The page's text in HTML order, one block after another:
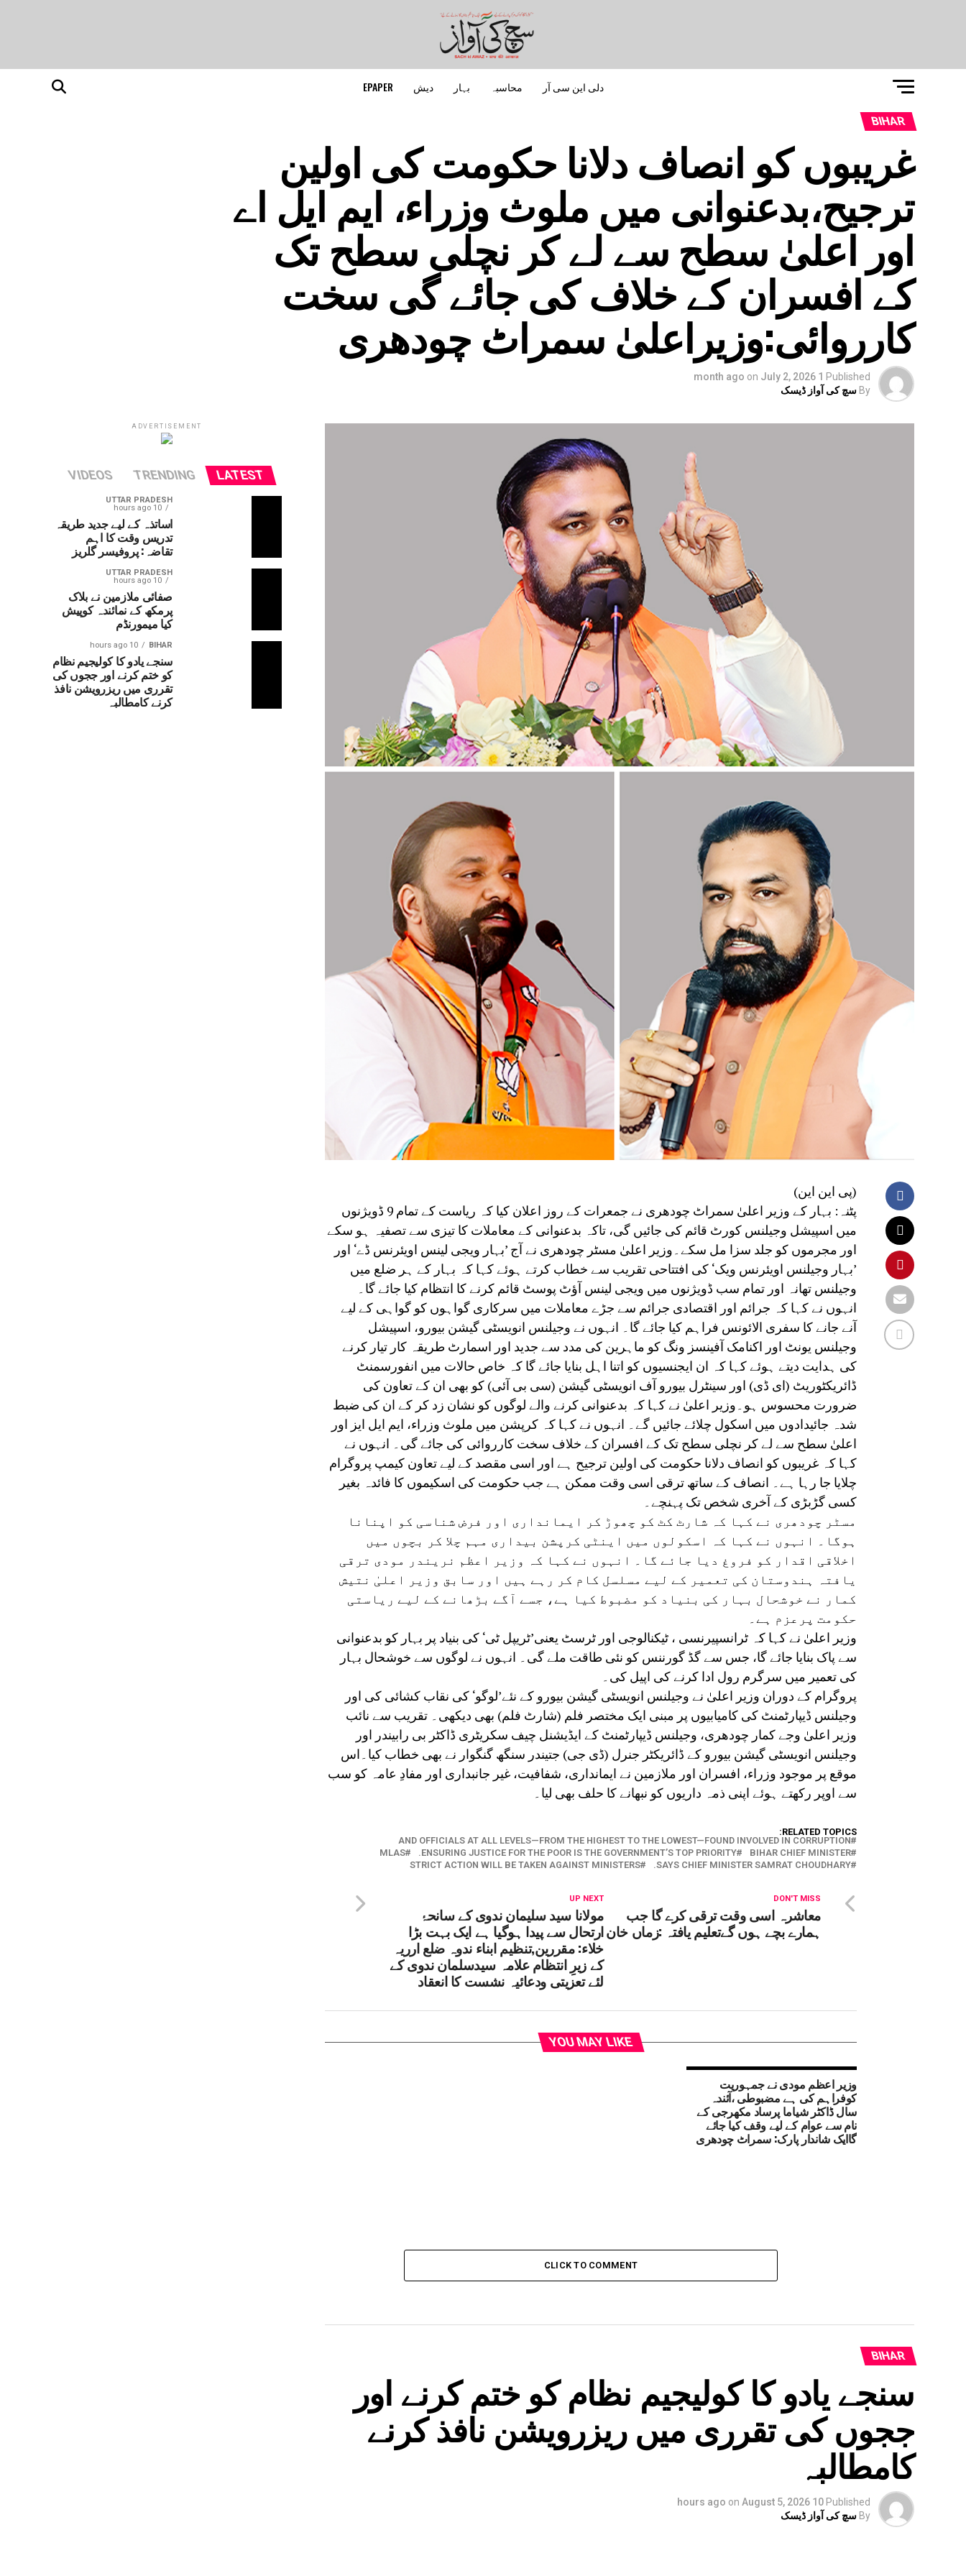
دلی این سی آر محاسبہ بہار دیش EPAPER
BIHAR
غریبوں کو انصاف دلانا حکومت کی اولین
ترجیح،بدعنوانی میں ملوث وزراء، ایم ایل اے
اور اعلیٰ سطح سے لے کر نچلی سطح تک
کے افسران کے خلاف کی جائے گی سخت
کارروائی:وزیراعلیٰ سمراٹ چودھری
Published
1 month ago
on July 2, 2026
By سچ کی آواز ڈیسک
(پی این این)
پٹنہ: بہار کے وزیر اعلیٰ سمراٹ چودھری نے جمعرات کے روز اعلان کیا کہ ریاست کے تمام 9 ڈویژنوں
میں اسپیشل وجیلنس کورٹ قائم کی جائیں گی، تاکہ بدعنوانی کے معاملات کا تیزی سے تصفیہ ہو سکے
اور مجرموں کو جلد سزا مل سکے۔وزیر اعلیٰ مسٹر چودھری نے آج ’بہار ویجی لینس اویئرنس ڈے‘ اور
’بہار وجیلنس اویئرنس ویک‘ کی افتتاحی تقریب سے خطاب کرتے ہوئے کہا کہ بہار کے ہر ضلع میں
وجیلنس تھانہ اور تمام سب ڈویژنوں میں ویجی لینس آؤٹ پوسٹ قائم کرنے کا انتظام کیا جائے گا۔
انہوں نے کہا کہ جرائم اور اقتصادی جرائم سے جڑے معاملات میں سرکاری گواہوں کو گواہی کے لیے
آنے جانے کا سفری الائونس فراہم کیا جائے گا۔ انہوں نے وجیلنس انویسٹی گیشن بیورو، اسپیشل
وجیلنس یونٹ اور اکنامک آفینسز ونگ کو ماہرین کی مدد سے جدید اور اسمارٹ طریقہ کار تیار کرنے
کی ہدایت دیتے ہوئے کہا کہ ان ایجنسیوں کو اتنا اہل بنایا جائے گا کہ خاص حالات میں انفورسمنٹ
ڈائریکٹوریٹ (ای ڈی) اور سینٹرل بیورو آف انویسٹی گیشن (سی بی آئی) کو بھی ان کے تعاون کی
ضرورت محسوس ہو۔وزیر اعلیٰ نے کہا کہ بدعنوانی کرنے والے لوگوں کو نشان زد کر کے ان کی ضبط
شدہ جائیدادوں میں اسکول چلائے جائیں گے۔ انہوں نے کہا کہ کرپشن میں ملوث وزراء، ایم ایل ایز اور
اعلیٰ سطح سے لے کر نچلی سطح تک کے افسران کے خلاف سخت کارروائی کی جائے گی۔ انہوں نے
کہا کہ غریبوں کو انصاف دلانا حکومت کی اولین ترجیح ہے اور اسی مقصد کے لیے تعاون کیمپ پروگرام
چلایا جا رہا ہے۔ انصاف کے ساتھ ترقی اسی وقت ممکن ہے جب حکومت کی اسکیموں کا فائدہ بغیر
کسی گڑبڑی کے آخری شخص تک پہنچے۔
مسٹر چودھری نے کہا کہ شارٹ کٹ کو چھوڑ کر ایمانداری اور فرض شناسی کو اپنانا
ہوگا۔ انہوں نے کہا کہ اسکولوں میں اینٹی کرپشن بیداری مہم چلا کر بچوں میں
اخلاقی اقدار کو فروغ دیا جائے گا۔ انہوں نے کہا کہ وزیر اعظم نریندر مودی ترقی
یافتہ ہندوستان کی تعمیر کے لیے مسلسل کام کر رہے ہیں اور سابق وزیر اعلیٰ نتیش
کمار نے خوشحال بہار کی بنیاد کو مضبوط کیا ہے، جسے آگے بڑھانے کے لیے ریاستی
حکومت پرعزم ہے۔
وزیر اعلیٰ نے کہا کہ ٹرانسپیرنسی ، ٹیکنالوجی اور ٹرسٹ یعنی’ٹریپل ٹی‘ کی بنیاد پر بہار کو بدعنوانی
سے پاک بنایا جائے گا، جس سے گڈ گورننس کو نئی طاقت ملے گی۔ انہوں نے لوگوں سے خوشحال بہار
کی تعمیر میں سرگرم رول ادا کرنے کی اپیل کی۔
پروگرام کے دوران وزیر اعلیٰ نے وجیلنس انویسٹی گیشن بیورو کے نئے’لوگو‘ کی نقاب کشائی کی اور
وجیلنس ڈیپارٹمنٹ کی کامیابیوں پر مبنی ایک مختصر فلم (شارٹ فلم) بھی دیکھی۔ تقریب سے نائب
وزیر اعلیٰ وجے کمار چودھری، وجیلنس ڈیپارٹمنٹ کے ایڈیشنل چیف سکریٹری ڈاکٹر بی رابیندر اور
وجیلنس انویسٹی گیشن بیورو کے ڈائریکٹر جنرل (ڈی جی) جتیندر سنگھ گنگوار نے بھی خطاب کیا۔اس
موقع پر موجود وزراء، افسران اور ملازمین نے ایمانداری، شفافیت، غیر جانبداری اور مفادِ عامہ کو سب
سے اوپر رکھتے ہوئے اپنی ذمہ داریوں کو نبھانے کا حلف بھی لیا۔
RELATED TOPICS:
AND OFFICIALS AT ALL LEVELS—FROM THE HIGHEST TO THE LOWEST—FOUND INVOLVED IN CORRUPTION
BIHAR CHIEF MINISTER
ENSURING JUSTICE FOR THE POOR IS THE GOVERNMENT’S TOP PRIORITY.
MLAS
SAYS CHIEF MINISTER SAMRAT CHOUDHARY.
STRICT ACTION WILL BE TAKEN AGAINST MINISTERS
UP NEXT
مولانا سید سلیمان ندوی کے سانحۂ
ارتحال سے پیدا ہوگیا ہے ایک بہت بڑا
خلاء: مقررین,تنظیم ابناء ندوہ ضلع ارریہ
کے زیرِ انتظام علامہ سیدسلمان ندوی کے
لئے تعزیتی ودعائیہ نشست کا انعقاد
DON'T MISS
معاشرہ اسی وقت ترقی کرے گا جب
ہمارے بچے ہوں گےتعلیم یافتہ :زماں خان
YOU MAY LIKE
وزیر اعظم مودی نے جمہوریت
کوفراہم کی ہے مضبوطی ،آئندہ
سال ڈاکٹر شیاما پرساد مکھرجی کے
نام سے عوام کے لیے وقف کیا جائے
گاایک شاندار پارک: سمراٹ چودھری
CLICK TO COMMENT
BIHAR
سنجے یادو کا کولیجیم نظام کو ختم کرنے اور
ججوں کی تقرری میں ریزرویشن نافذ کرنے
کامطالبہ
Published
10 hours ago
on August 5, 2026
By سچ کی آواز ڈیسک
ADVERTISEMENT
LATEST
TRENDING
VIDEOS
UTTAR PRADESH
10 hours ago
اساتذہ کے لیے جدید طریقہ
تدریس وقت کا اہم
تقاضہ: پروفیسر گلریز
UTTAR PRADESH
10 hours ago
صفائی ملازمین نے بلاک
پرمکھ کے نمائندہ کوپیش
کیا میمورنڈم
BIHAR
10 hours ago
سنجے یادو کا کولیجیم نظام
کو ختم کرنے اور ججوں کی
تقرری میں ریزرویشن نافذ
کرنے کامطالبہ